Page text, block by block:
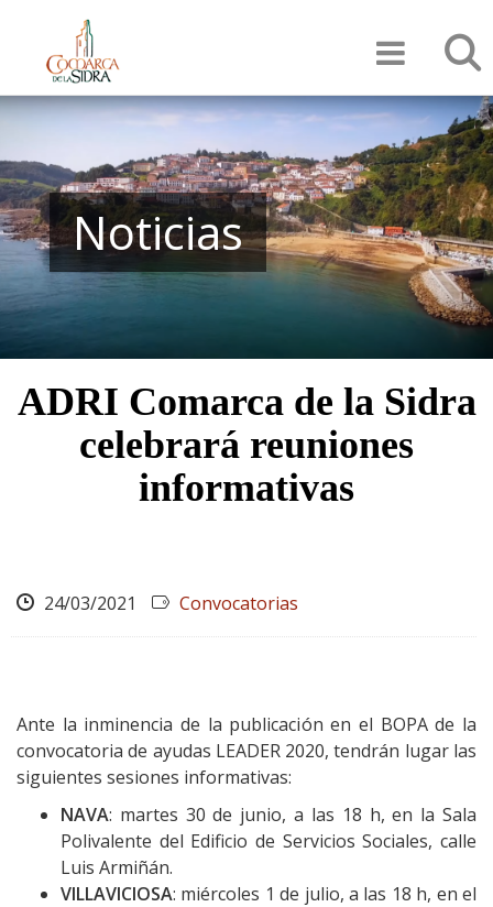
contenido
principal
Noticias
ADRI Comarca de la Sidra
celebrará reuniones
informativas
24/03/2021 Convocatorias
Ante la inminencia de la publicación en el BOPA de la
convocatoria de ayudas LEADER 2020, tendrán lugar las
siguientes sesiones informativas:
NAVA: martes 30 de junio, a las 18 h, en la Sala
Polivalente del Edificio de Servicios Sociales, calle
Luis Armiñán.
VILLAVICIOSA: miércoles 1 de julio, a las 18 h, en el